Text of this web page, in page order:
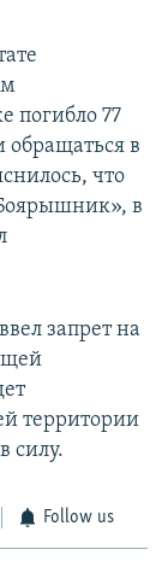
погибло 77
обращаться в
что
в
запрет на
территории
силу.
Follow us